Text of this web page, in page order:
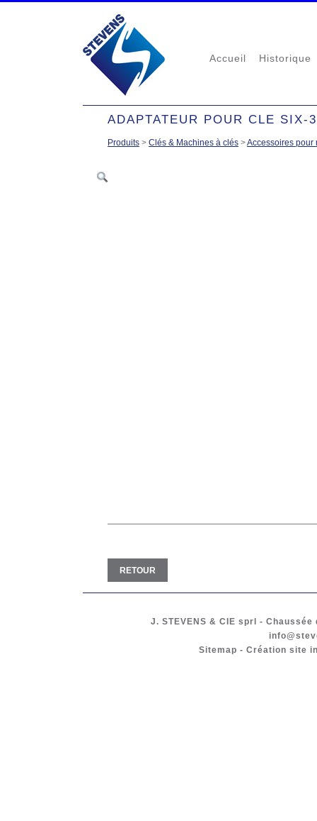
Accueil Historique
ADAPTATEUR POUR CLE SIX-
Produits > Clés & Machines à clés >Accessoires pour
RETOUR
J. STEVENS & CIE sprl - Chaussée
Sitemap - Création site